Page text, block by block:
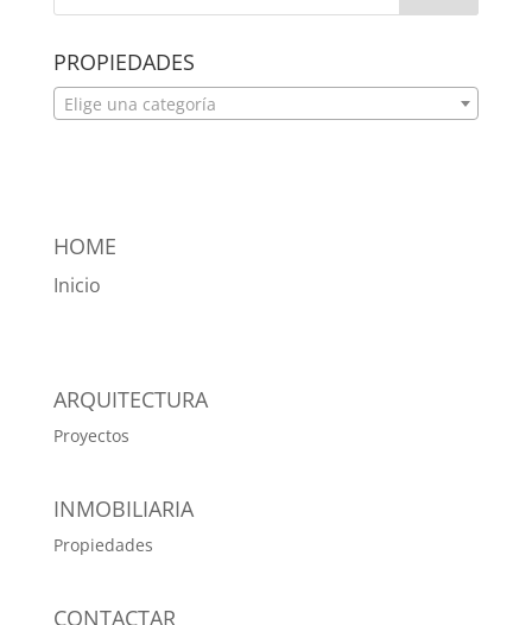
PROPIEDADES
Elige una categoría
HOME
Inicio
ARQUITECTURA
Proyectos
INMOBILIARIA
Propiedades
CONTACTAR